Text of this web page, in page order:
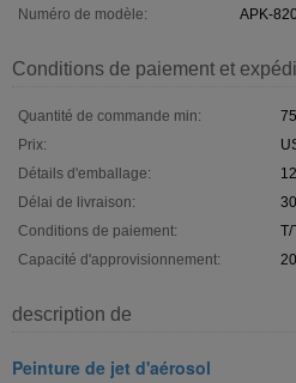
Numéro de modèle:
APK-
Conditions de paiement et
Quantité de commande min:
Prix:
Détails d'emballage:
Délai de livraison:
Conditions de paiement:
T/
Capacité d'approvisionnement:
description de
Peinture de jet d'aérosol